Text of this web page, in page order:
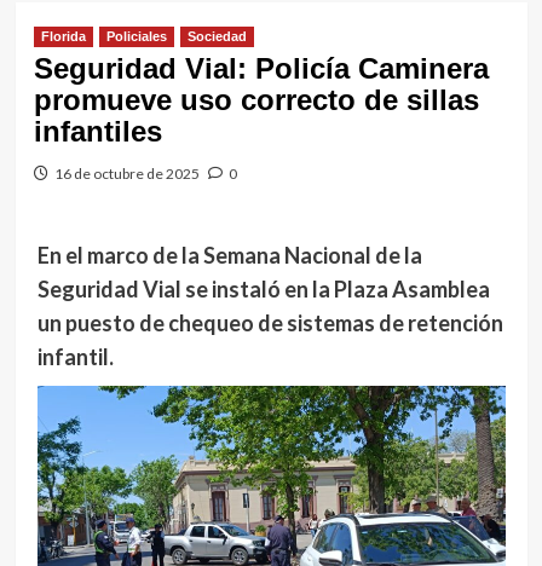
Florida Policiales Sociedad
Seguridad Vial: Policía Caminera
promueve uso correcto de sillas
infantiles
16 de octubre de 2025 0
En el marco de la Semana Nacional de la
Seguridad Vial se instaló en la Plaza Asamblea
un puesto de chequeo de sistemas de retención
infantil.